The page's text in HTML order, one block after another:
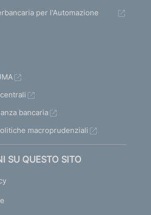
per l'Automazione
bancaria
macroprudenziali
SU QUESTO SITO